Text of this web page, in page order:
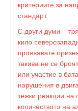
критериите за
стандарт.
С други думи –
кило
проявявате
такива не се
или участие в
нарушения в
тежки реакции на
количеството на